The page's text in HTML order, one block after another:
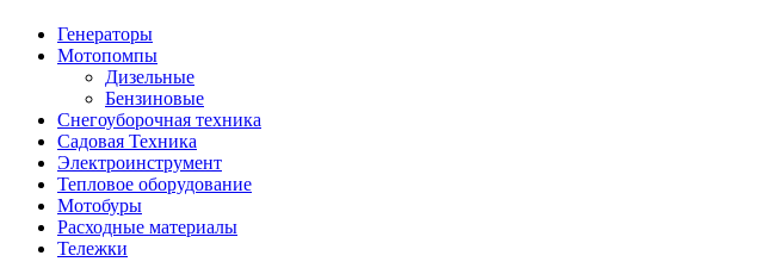
Генераторы
Мотопомпы
Дизельные
Бензиновые
Снегоуборочная техника
Садовая Техника
Электроинструмент
Тепловое оборудование
Мотобуры
Расходные материалы
Тележки